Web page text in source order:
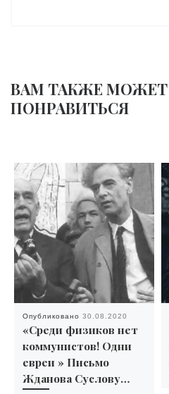
ВАМ ТАКЖЕ МОЖЕТ
ПОНРАВИТЬСЯ
Опубликовано 30.08.2020
«Среди физиков нет
коммунистов! Одни
евреи » Письмo
Жданова Суслову…